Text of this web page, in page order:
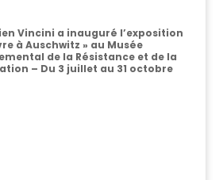
Vincini a inauguré l’exposition
à Auschwitz » au Musée
de la Résistance et de la
– Du 3 juillet au 31 octobre